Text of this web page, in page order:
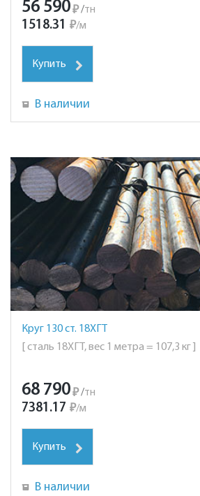
56 590₽ /тн
1518.31 ₽/м
Купить
В наличии
Круг 130 ст. 18ХГТ
[ сталь 18ХГТ, вес 1 метра = 107,3 кг ]
68 790₽ /тн
7381.17 ₽/м
Купить
В наличии